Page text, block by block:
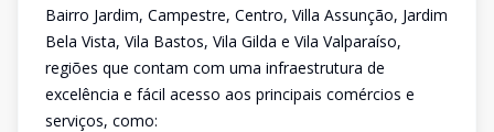
Bairro Jardim, Campestre, Centro, Villa Assunção, Jardim
Bela Vista, Vila Bastos, Vila Gilda e Vila Valparaíso,
regiões que contam com uma infraestrutura de
excelência e fácil acesso aos principais comércios e
serviços, como: